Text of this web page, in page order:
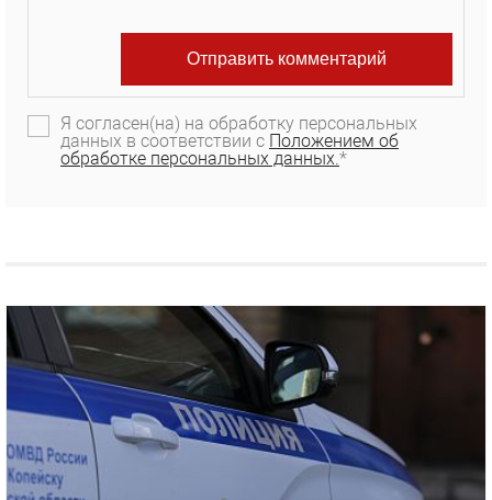
Я согласен(на) на обработку персональных
данных в соответствии с Положением об
обработке персональных данных.*